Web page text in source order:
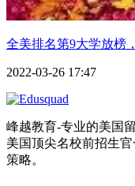
全美排名第9大学放榜
2022-03-26 17:47
峰越教育-专业的美国
美国顶尖名校前招生
策略。